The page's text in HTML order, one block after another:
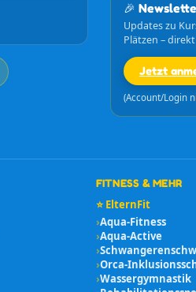
🎉
Updates zu
Plätzen –
Jetzt
(Account/Login
FITNESS & MEHR
⭐ ElternFit
›Aqua-Fitness
›Aqua-Active
›
›Orca-
›Wassergymnastik